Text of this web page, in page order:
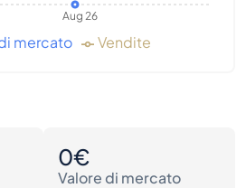
Aug 26
mercato Vendite
0€
Valore di mercato